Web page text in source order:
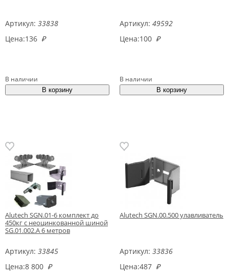
Артикул: 33838
Цена:136 ₽
В наличии
Артикул: 49592
Цена:100 ₽
В наличии
Alutech SGN.01-6 комплект до
450кг с неоцинкованной шиной
SG.01.002.А 6 метров
Артикул: 33845
Цена:8 800 ₽
Alutech SGN.00.500 улавливатель
Артикул: 33836
Цена:487 ₽